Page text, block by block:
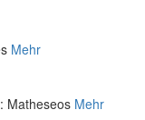
Mehr
Matheseos Mehr